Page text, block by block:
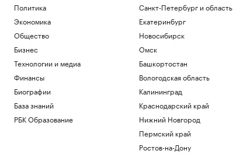
Политика
Погранслужба Финляндии пресекла
канал нелегальной миграции из
Прибалтики
Общество
Политика
Экономика
Общество
Бизнес
Технологии и медиа
Финансы
Биографии
База знаний
РБК Образование
Санкт-Петербург и область
Екатеринбург
Новосибирск
Омск
Башкортостан
Вологодская область
Калининград
Краснодарский край
Нижний Новгород
Пермский край
Ростов-на-Дону